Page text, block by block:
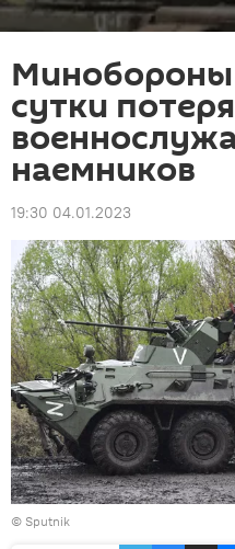
сутки
наемников
19:30 04.01.2023
© Sputnik